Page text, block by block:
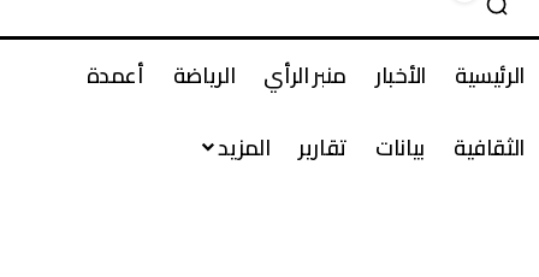
الرئيسية الأخبار منبر الرأي الرياضة
أعمدة
الثقافية
بيانات تقارير المزيد